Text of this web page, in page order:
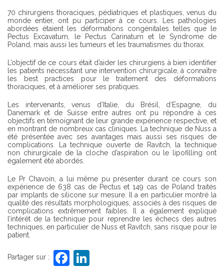
70 chirurgiens thoraciques, pédiatriques et plastiques, venus du
monde entier, ont pu participer à ce cours. Les pathologies
abordées étaient les déformations congénitales telles que le
Pectus Excavatum, le Pectus Carinatum et le Syndrome de
Poland, mais aussi les tumeurs et les traumatismes du thorax.
L’objectif de ce cours était d’aider les chirurgiens à bien identifier
les patients nécessitant une intervention chirurgicale, à connaître
les best practices pour le traitement des déformations
thoraciques, et à améliorer ses pratiques.
Les intervenants, venus d’Italie, du Brésil, d’Espagne, du
Danemark et de Suisse entre autres ont pu répondre à ces
objectifs en témoignant de leur grande expérience respective, et
en montrant de nombreux cas cliniques. La technique de Nuss a
été présentée avec ses avantages mais aussi ses risques de
complications. La technique ouverte de Ravitch, la technique
non chirurgicale de la cloche d’aspiration ou le lipofilling ont
également été abordés.
Le Pr Chavoin, a lui même pu présenter durant ce cours son
expérience de 638 cas de Pectus et 149 cas de Poland traités
par implants de silicone sur mesure. Il a en particulier montré la
qualité des résultats morphologiques, associés à des risques de
complications extrêmement faibles. Il a également expliqué
l’intérêt de la technique pour reprendre les échecs des autres
techniques, en particulier de Nuss et Ravitch, sans risque pour le
patient.
Partager sur :
F